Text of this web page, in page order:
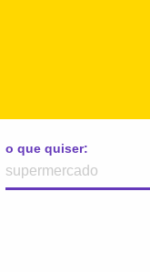
o que quiser: